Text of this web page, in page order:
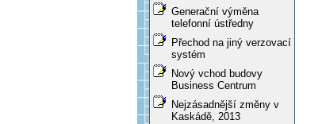
Generační výměna
telefonní ústředny
Přechod na jiný verzovací
systém
Nový vchod budovy
Business Centrum
Nejzásadnější změny v
Kaskádě, 2013